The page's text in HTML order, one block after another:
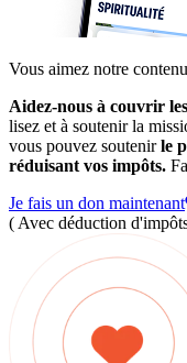
Vous aimez notre
Aidez-nous à couvrir
lisez et à soutenir la
vous pouvez soutenirle
réduisant vos impôts.
Je fais un don maintenant
( Avec déduction